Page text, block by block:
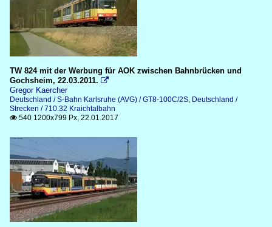
TW 824 mit der Werbung für AOK zwischen Bahnbrücken und
Gochsheim, 22.03.2011. 
Gregor Kaercher
Deutschland / S-Bahn Karlsruhe (AVG) / GT8-100C/2S, Deutschland /
Strecken / 710.32 Kraichtalbahn
 540 1200x799 Px, 22.01.2017